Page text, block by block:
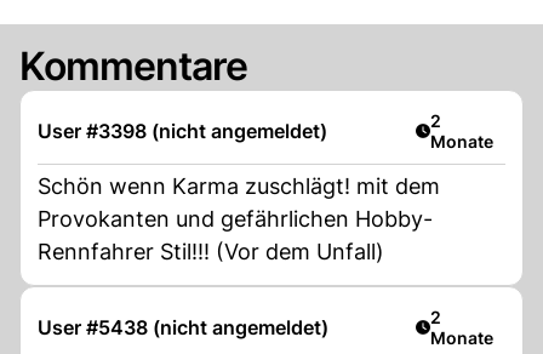
Kommentare
User #3398 (nicht angemeldet) Artikel
2
Monate
Schön wenn Karma zuschlägt! mit dem
Provokanten und gefährlichen Hobby-
Rennfahrer Stil!!! (Vor dem Unfall)
User #5438 (nicht angemeldet) Artikel
2
Monate